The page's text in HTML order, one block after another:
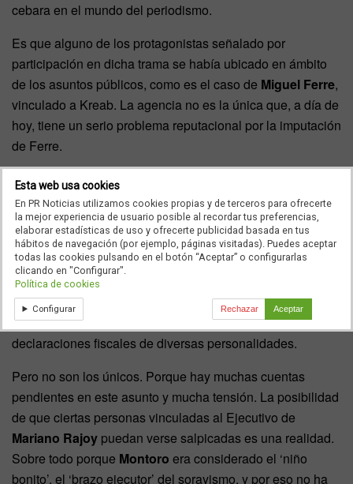
cebara en el mundo del periodismo.
Es que alguno de los protagonistas señalado por
participación en dicha trama se había ubicado en ámbito
de los asuntos públicos, como es el caso de Miguel Ferre,
vinculado a Kreab. La agencia no es la única que, a día de
hoy, tiene un serio problema reputacional por la imputación
de Ferre.
Aunque algo diferente, la onda expansiva también ha
llegado a Ábside Media, editora de Trece y COPE, en
cuyos pasillos estos días se recordaba que su ‘dircom’,
Jacobo Menéndez, es el hijo deSantiago Menéndez,
también imputado y exdirector de la Agencia Tributaria.
Precisamente, ‘El Mundo’ publicó días atrás correos
electrónicos de Menéndez en los que aparece como
filtrador de datos confidenciales relacionados con las
declaraciones fiscales de diversas personalidades.
Pero no son los únicos. Porque hay muchas cuentas
pendientes en este asunto y mucha tensión. La posibilidad
de que ciertas personas vinculadas al Ejecutivo de
Mariano Rajoy puedan verse salpicadas es una realidad.
Sobre todo porque Montoro era considerado el ‘niño
bonito’, el ‘brazo ejecutor’ del sorayismo, y por eso no ha
Esta web usa cookies
En PR Noticias utilizamos cookies propias y de terceros para ofrecerte
la mejor experiencia de usuario posible al recordar tus preferencias,
elaborar estadísticas de uso y ofrecerte publicidad basada en tus
hábitos de navegación (por ejemplo, páginas visitadas). Puedes aceptar
todas las cookies pulsando en el botón “Aceptar” o configurarlas
clicando en "Configurar".
Política de cookies
Configurar Rechazar Aceptar